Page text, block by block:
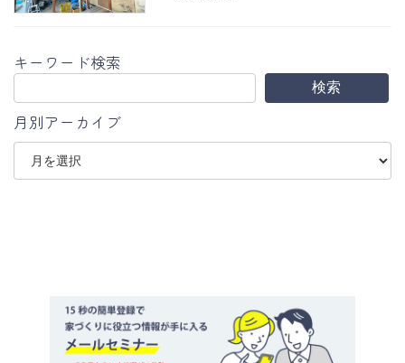
キーワード検索
検索
月別アーカイブ
ア
カ